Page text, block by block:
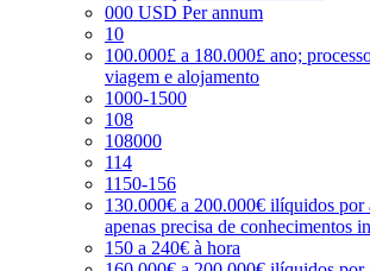
000 USD Per annum
10
100.000£ a 180.000£ ano;
viagem e alojamento
1000-1500
108
108000
114
1150-156
130.000€ a 200.000€ ilíquidos por
apenas precisa de conhecimentos
150 a 240€ à hora